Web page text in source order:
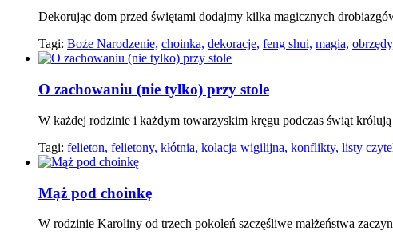
Dekorując dom przed świętami dodajmy kilka magicznych
Tagi: Boże Narodzenie, choinka, dekoracje, feng shui, magia,
O zachowaniu (nie tylko) przy stole
W każdej rodzinie i każdym towarzyskim kręgu podczas świąt
Tagi: felieton, felietony, kłótnia, kolacja wigilijna, konflikty, listy
Mąż pod choinkę
W rodzinie Karoliny od trzech pokoleń szczęśliwe małżeństwa